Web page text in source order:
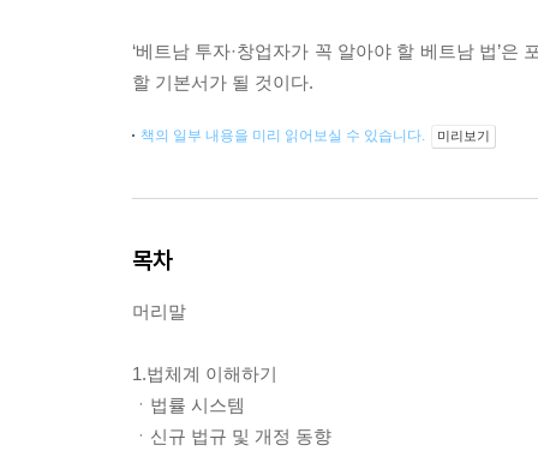
‘베트남 투자·창업자가 꼭 알아야 할 베트남 법’
할 기본서가 될 것이다.
책의 일부 내용을 미리 읽어보실 수 있습니다. 미리보기
목차
머리말
1.법체계 이해하기
ㆍ법률 시스템
ㆍ신규 법규 및 개정 동향